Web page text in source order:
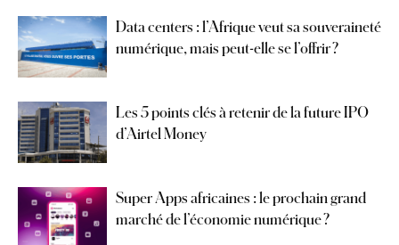
Data centers : l’Afrique veut sa souveraineté
numérique, mais peut-elle se l’offrir ?
Les 5 points clés à retenir de la future IPO
d’Airtel Money
Super Apps africaines : le prochain grand
marché de l’économie numérique ?